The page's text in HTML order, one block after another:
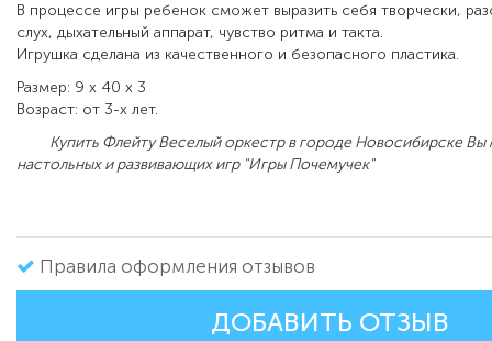
В процессе игры ребенок сможет выразить себя творчески,
слух, дыхательный аппарат, чувство ритма и такта.
Игрушка сделана из качественного и безопасного пластика.
Размер: 9 х 40 х 3
Возраст: от 3-х лет.
Купить Флейту Веселый оркестр в городе Новосибирске Вы
настольных и развивающих игр "Игры Почемучек"
Правила оформления отзывов
ДОБАВИТЬ ОТЗЫВ